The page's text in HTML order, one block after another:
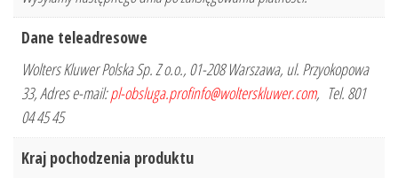
Dane teleadresowe
Wolters Kluwer Polska Sp. Z o.o., 01-208 Warszawa, ul. Przyokopowa
33, Adres e-mail:pl-obsluga.profinfo@wolterskluwer.com, Tel. 801
04 45 45
Kraj pochodzenia produktu